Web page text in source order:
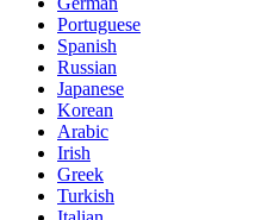
Portuguese
Spanish
Russian
Japanese
Korean
Arabic
Irish
Greek
Turkish